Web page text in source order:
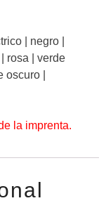
| negro |
rosa | verde
|
la imprenta.